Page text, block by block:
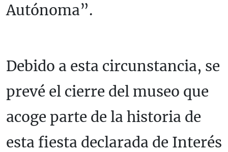
Autónoma”.
Debido a esta circunstancia, se
prevé el cierre del museo que
acoge parte de la historia de
esta fiesta declarada de Interés